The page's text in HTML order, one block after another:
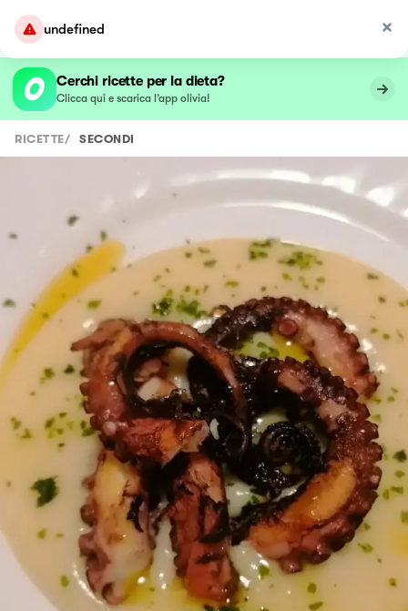
undefined
Cerchi ricette per la dieta?
Clicca qui e scarica l’app olivia!
RICETTE/ SECONDI